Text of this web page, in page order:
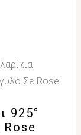
Σε Rose
925°